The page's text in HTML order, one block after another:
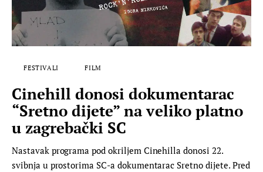
FESTIVALI FILM
Cinehill donosi dokumentarac
“Sretno dijete” na veliko platno
u zagrebački SC
Nastavak programa pod okriljem Cinehilla donosi 22.
svibnja u prostorima SC-a dokumentarac Sretno dijete. Pred